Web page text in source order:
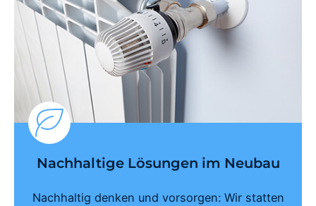
Nachhaltige Lösungen im Neubau
Nachhaltig denken und vorsorgen: Wir statten